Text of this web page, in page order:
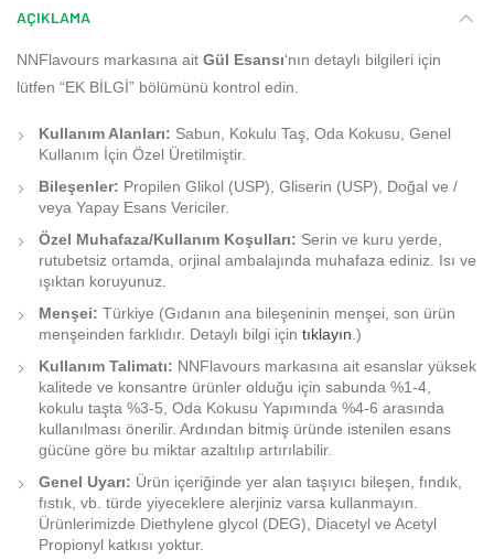
AÇIKLAMA
NNFlavours markasına ait Gül Esansı‘nın detaylı bilgileri için
lütfen “EK BİLGİ” bölümünü kontrol edin.
Kullanım Alanları: Sabun, Kokulu Taş, Oda Kokusu, Genel
Kullanım İçin Özel Üretilmiştir.
Bileşenler: Propilen Glikol (USP), Gliserin (USP), Doğal ve /
veya Yapay Esans Vericiler.
Özel Muhafaza/Kullanım Koşulları: Serin ve kuru yerde,
rutubetsiz ortamda, orjinal ambalajında muhafaza ediniz. Isı ve
ışıktan koruyunuz.
Menşei: Türkiye (Gıdanın ana bileşeninin menşei, son ürün
menşeinden farklıdır. Detaylı bilgi için tıklayın .)
Kullanım Talimatı: NNFlavours markasına ait esanslar yüksek
kalitede ve konsantre ürünler olduğu için sabunda %1-4,
kokulu taşta %3-5, Oda Kokusu Yapımında %4-6 arasında
kullanılması önerilir. Ardından bitmiş üründe istenilen esans
gücüne göre bu miktar azaltılıp artırılabilir.
Genel Uyarı: Ürün içeriğinde yer alan taşıyıcı bileşen, fındık,
fıstık, vb. türde yiyeceklere alerjiniz varsa kullanmayın.
Ürünlerimizde Diethylene glycol (DEG), Diacetyl ve Acetyl
Propionyl katkısı yoktur.